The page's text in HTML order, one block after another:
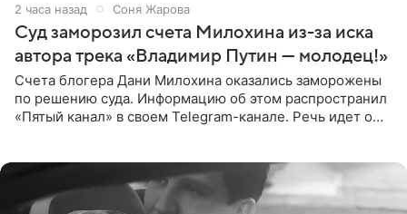
2 часа назад Соня Жарова
Суд заморозил счета Милохина из-за иска
автора трека «Владимир Путин — молодец!»
Счета блогера Дани Милохина оказались заморожены
по решению суда. Информацию об этом распространил
«Пятый канал» в своем Telegram-канале. Речь идет о